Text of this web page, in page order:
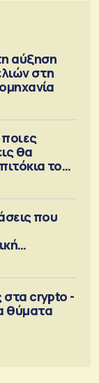
αύξηση
στη
θα
τον
που
στα crypto -
θύματα